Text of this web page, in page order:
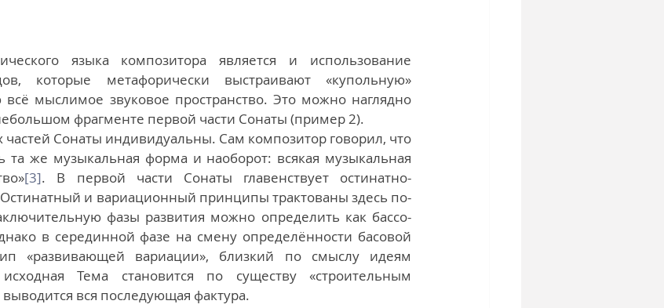
языка композитора является и использование
которые метафорически выстраивают «купольную»
мыслимое звуковое пространство. Это можно наглядно
фрагменте первой части Сонаты (пример 2).
Сонаты индивидуальны. Сам композитор говорил, что
та же музыкальная форма и наоборот: всякая музыкальная
[3]. В первой части Сонаты главенствует остинатно-
и вариационный принципы трактованы здесь по-
фазы развития можно определить как бассо-
в серединной фазе на смену определённости басовой
«развивающей вариации», близкий по смыслу идеям
Тема становится по существу «строительным
вся последующая фактура.